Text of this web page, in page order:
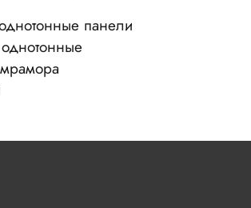
панели
мрамора